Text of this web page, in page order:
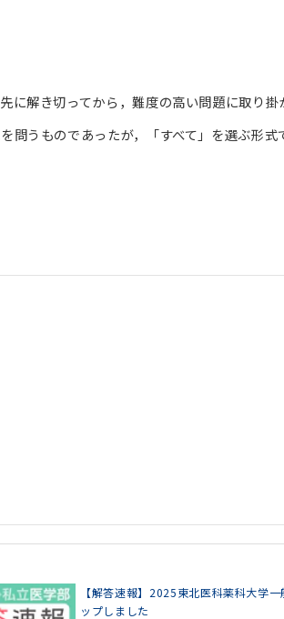
解き切ってから，難度の高い問題に取り掛
うものであったが，「すべて」を選ぶ形式
【解答速報】2025東北医科薬科大学
ップしました